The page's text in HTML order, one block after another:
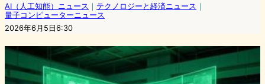
AI（人工知能）ニュース ｜ テクノロジーと経済ニュース ｜
量子コンピューターニュース
2026年6月5日6:30